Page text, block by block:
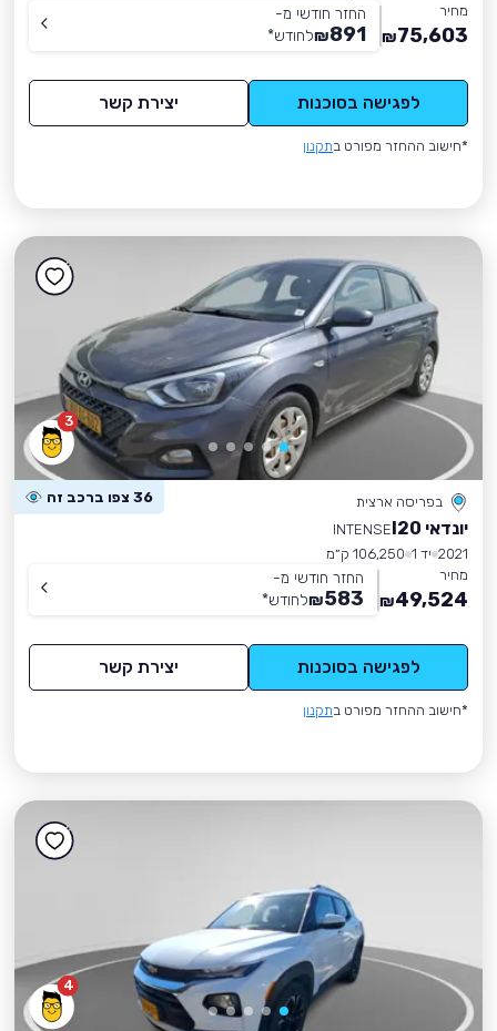
מחיר
75,603
₪
החזר חודשי מ-
891
₪לחודש*
לפגישה בסוכנות יצירת קשר
*חישוב ההחזר מפורט בתקנון
3
בפריסה ארצית 36 צפו ברכב זה
יונדאי I20
INTENSE
2021 יד 1
106,250 ק״מ
מחיר
49,524
₪
החזר חודשי מ-
583
₪לחודש*
לפגישה בסוכנות יצירת קשר
*חישוב ההחזר מפורט בתקנון
4